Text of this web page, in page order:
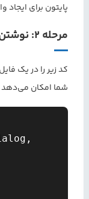
پایتون برای
مرحله ۲: نوشتن کد
شما امکان می‌دهد